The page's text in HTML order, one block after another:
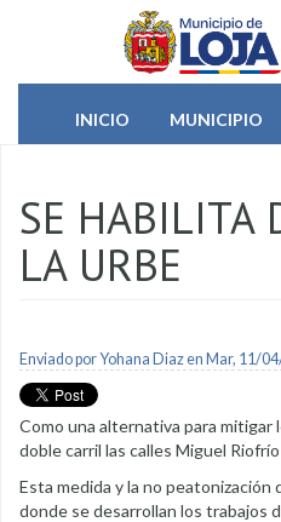
Pasar al contenido principal
INICIO
MUNICIPIO
SE HABILITA
LA URBE
Enviado porYohana Diazen Mar, 11/
Como una alternativa para mitigar
doble carril las calles Miguel
Esta medida y la no
donde se desarrollan los trabajos